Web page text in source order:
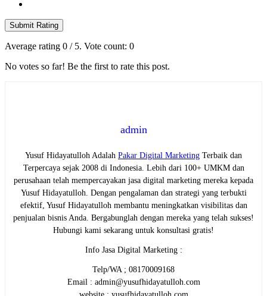
Submit Rating
Average rating 0 / 5. Vote count: 0
No votes so far! Be the first to rate this post.
admin
Yusuf Hidayatulloh Adalah Pakar Digital Marketing Terbaik dan
Terpercaya sejak 2008 di Indonesia. Lebih dari 100+ UMKM dan
perusahaan telah mempercayakan jasa digital marketing mereka kepada
Yusuf Hidayatulloh. Dengan pengalaman dan strategi yang terbukti
efektif, Yusuf Hidayatulloh membantu meningkatkan visibilitas dan
penjualan bisnis Anda. Bergabunglah dengan mereka yang telah sukses!
Hubungi kami sekarang untuk konsultasi gratis!
Info Jasa Digital Marketing :
Telp/WA ; 08170009168
Email : admin@yusufhidayatulloh.com